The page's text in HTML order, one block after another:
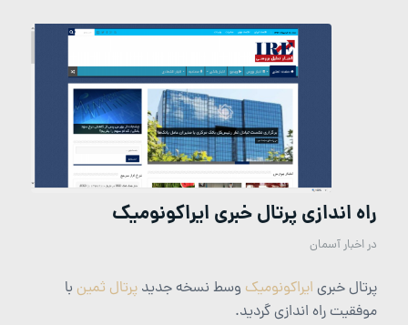
راه اندازی پرتال خبری ایراکونومیک
در اخبار آسمان
پرتال خبری ایراکونومیک وسط نسخه جدید پرتال ثمین با
موفقیت راه اندازی گردید.